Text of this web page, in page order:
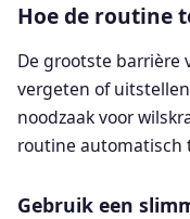
Hoe de routine
De grootste barrière
vergeten of
noodzaak voor
routine automatisch
Gebruik een